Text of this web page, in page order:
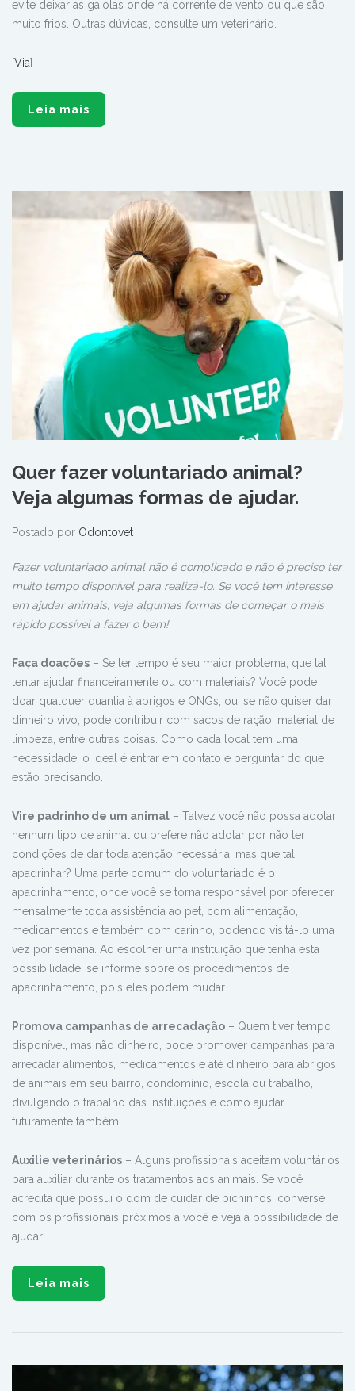
evite deixar as gaiolas onde há corrente de vento ou que são
muito frios. Outras dúvidas, consulte um veterinário.
[Via]
Leia mais
Quer fazer voluntariado animal?
Veja algumas formas de ajudar.
Postado por Odontovet
Fazer voluntariado animal não é complicado e não é preciso ter
muito tempo disponível para realizá-lo. Se você tem interesse
em ajudar animais, veja algumas formas de começar o mais
rápido possível a fazer o bem!
Faça doações – Se ter tempo é seu maior problema, que tal
tentar ajudar financeiramente ou com materiais? Você pode
doar qualquer quantia à abrigos e ONGs, ou, se não quiser dar
dinheiro vivo, pode contribuir com sacos de ração, material de
limpeza, entre outras coisas. Como cada local tem uma
necessidade, o ideal é entrar em contato e perguntar do que
estão precisando.
Vire padrinho de um animal – Talvez você não possa adotar
nenhum tipo de animal ou prefere não adotar por não ter
condições de dar toda atenção necessária, mas que tal
apadrinhar? Uma parte comum do voluntariado é o
apadrinhamento, onde você se torna responsável por oferecer
mensalmente toda assistência ao pet, com alimentação,
medicamentos e também com carinho, podendo visitá-lo uma
vez por semana. Ao escolher uma instituição que tenha esta
possibilidade, se informe sobre os procedimentos de
apadrinhamento, pois eles podem mudar.
Promova campanhas de arrecadação – Quem tiver tempo
disponível, mas não dinheiro, pode promover campanhas para
arrecadar alimentos, medicamentos e até dinheiro para abrigos
de animais em seu bairro, condomínio, escola ou trabalho,
divulgando o trabalho das instituições e como ajudar
futuramente também.
Auxilie veterinários – Alguns profissionais aceitam voluntários
para auxiliar durante os tratamentos aos animais. Se você
acredita que possui o dom de cuidar de bichinhos, converse
com os profissionais próximos a você e veja a possibilidade de
ajudar.
Leia mais